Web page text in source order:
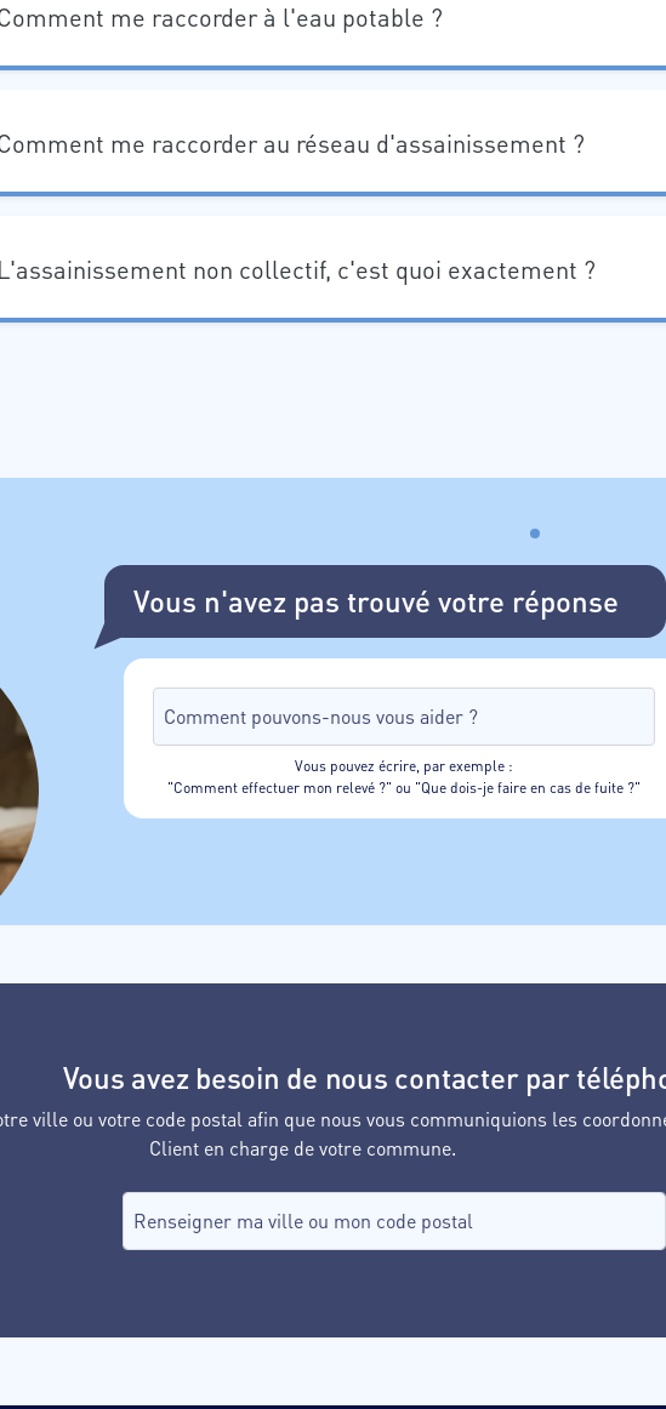
me raccorder à l'eau potable ?
me raccorder au réseau d'assainissement ?
L'assainissement non collectif, c'est quoi exactement ?
Vous n'avez pas trouvé votre réponse
Vous pouvez écrire, par exemple :
"Comment effectuer mon relevé ?" ou "Que dois-je faire en cas de fuite ?"
Vous avez besoin de nous contacter par
ville ou votre code postal afin que nous vous communiquions les
Client en charge de votre commune.
Recherche de commune, tapez dans le champ puis